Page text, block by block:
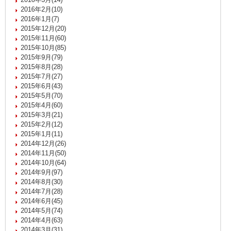
2016年2月(10)
2016年1月(7)
2015年12月(20)
2015年11月(60)
2015年10月(85)
2015年9月(79)
2015年8月(28)
2015年7月(27)
2015年6月(43)
2015年5月(70)
2015年4月(60)
2015年3月(21)
2015年2月(12)
2015年1月(11)
2014年12月(26)
2014年11月(50)
2014年10月(64)
2014年9月(97)
2014年8月(30)
2014年7月(28)
2014年6月(45)
2014年5月(74)
2014年4月(63)